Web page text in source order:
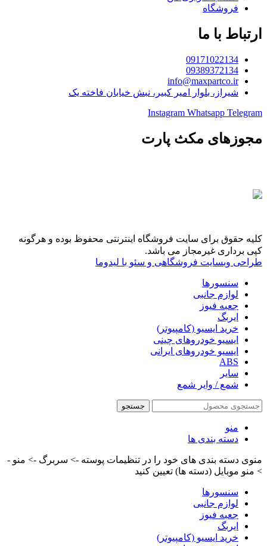
فروشگاه
ارتباط با ما
09171022134
09389372134
info@maxpartco.ir
شیراز، بلوار امیر کبیر، نبش خیابان فاخته یک
Instagram Whatsapp Telegram
مجوزهای مکث پارت
کلیه حقوق برای سایت فروشگاه اینترنتی محفوظ بوده و هرگونه
کپی برداری غیرمجاز می باشد.
طراحی وبسایت فروشگاهی و سئو با لیدوما
سنسورها
لوازم جانبی
جعبه فیوز
ایربگ
خرید ایسیو (کامپیوتر)
ایسیو خودروهای چینی
ایسیو خودروهای ایرانی
ABS
سایر
شمع / وایر شمع
جستجو
منو
دسته بندی ها
منوی دسته بندی های خود را در تنظیمات پوسته -> سربرگ -> منو -
> منو موبایل (دسته ها) تعیین کنید
سنسورها
لوازم جانبی
جعبه فیوز
ایربگ
خرید ایسیو (کامپیوتر)